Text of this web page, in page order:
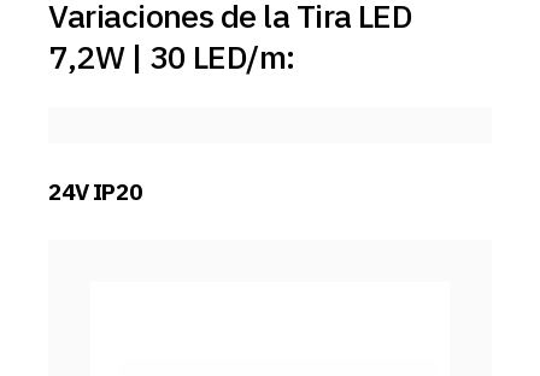
Variaciones de la Tira LED
7,2W | 30 LED/m:
24V IP20